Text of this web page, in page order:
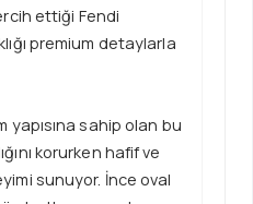
ettiği Fendi
premium detaylarla
yapısına sahip olan bu
korurken hafif ve
sunuyor. İnce oval